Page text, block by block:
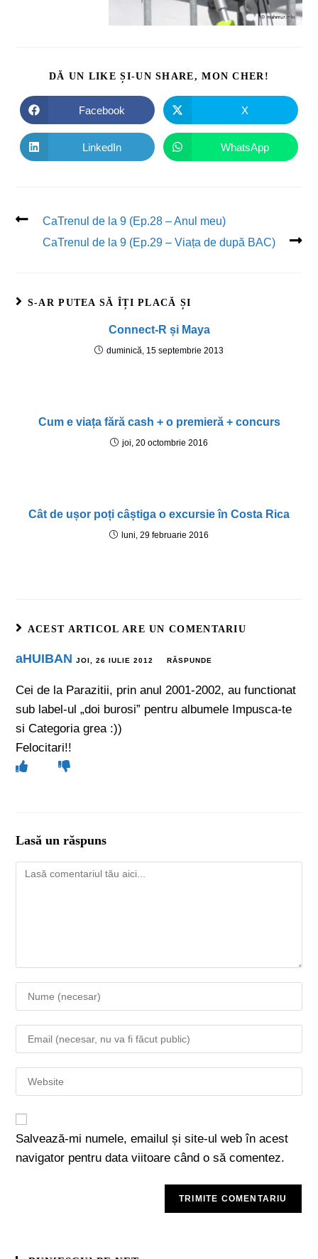
DĂ UN LIKE ȘI-UN SHARE, MON CHER!
Facebook X
LinkedIn WhatsApp
CaTrenul de la 9 (Ep.28 – Anul meu)
CaTrenul de la 9 (Ep.29 – Viața de după BAC)
S-AR PUTEA SĂ ÎȚI PLACĂ ȘI
Connect-R și Maya
duminică, 15 septembrie 2013
Cum e viața fără cash + o premieră + concurs
joi, 20 octombrie 2016
Cât de ușor poți câștiga o excursie în Costa Rica
luni, 29 februarie 2016
ACEST ARTICOL ARE UN COMENTARIU
aHUIBAN JOI, 26 IULIE 2012 RĂSPUNDE
Cei de la Parazitii, prin anul 2001-2002, au functionat
sub label-ul „doi burosi” pentru albumele Impusca-te
si Categoria grea :))
Felocitari!!
Lasă un răspuns
Salvează-mi numele, emailul și site-ul web în acest
navigator pentru data viitoare când o să comentez.